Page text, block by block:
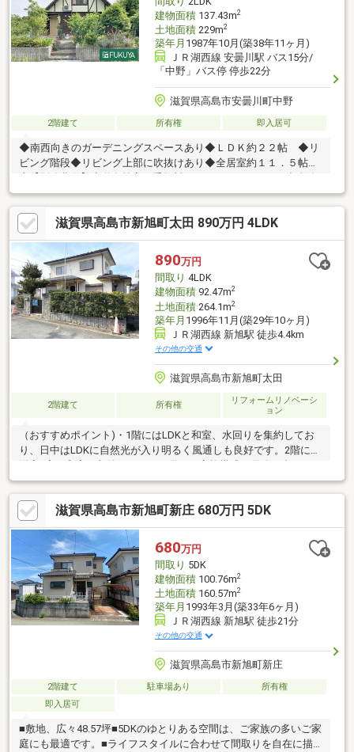
建物面積137.43m2
土地面積229m2
築年月 1987年10月(築38年11ヶ月)
ＪＲ湖西線 安曇川駅 バス15分/
「中野」バス停 停歩22分
滋賀県高島市安曇川町中野
2階建て 所有権 即入居可
◆南西向きのガーデニングスペースあり◆ＬＤＫ約２２帖 ◆リ
ビング階段◆リビング上部に吹抜けあり◆全居室約１１．５帖以
理費年額２２，０００円◎交通記載のバスは江若バス朽木線の
コミュニティバスになります◎駐車場はございません
滋賀県高島市新旭町太田 890万円 4LDK
890万円
間取り 4LDK
建物面積92.47m2
土地面積264.1m2
築年月 1996年11月(築29年10ヶ月)
ＪＲ湖西線 新旭駅 徒歩4.4km
その他の交通
滋賀県高島市新旭町太田
2階建て 所有権
リフォームリノベーシ
ョン
（おすすめポイント)・1階にはLDKと和室、水回りを集約してお
り、日中はLDKに自然光が入り明るく風通しも良好です。2階には
お使いいただけます。・建物南側の約80坪の土地は駐車スペース
などにお使いいただけます！（備考）・建物南側の土地付きの販
売となります。・上水道引き込み有り(建物敷地内のみ)、加入金
支払い済み。・前面道路に公共下水道管が無いため、集中浄化槽
の利用となります。また、維持管理費は月額3500円となりま
す。・給湯はボイラーとなっております。・1階(バルコニー下)は
増築されており、未登記となっております。
滋賀県高島市新旭町新庄 680万円 5DK
680万円
間取り 5DK
建物面積100.76m2
土地面積160.57m2
築年月 1993年3月(築33年6ヶ月)
ＪＲ湖西線 新旭駅 徒歩21分
その他の交通
滋賀県高島市新旭町新庄
2階建て 駐車場あり
所有権
即入居可
■敷地、広々48.57坪■5DKのゆとりある空間は、ご家族の多いご家
庭にも最適です。■ライフスタイルに合わせて間取りを自在に描